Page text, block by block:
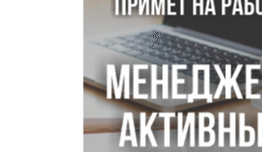
О пустырях в центре Новосибирска
площади КРТ предупредили эксперты